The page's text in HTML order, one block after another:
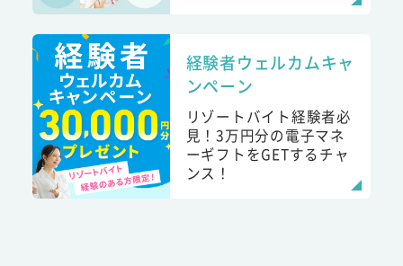
経験者ウェルカムキャ
ンペーン
リゾートバイト経験者必
見！3万円分の電子マネ
ーギフトをGETするチャ
ンス！